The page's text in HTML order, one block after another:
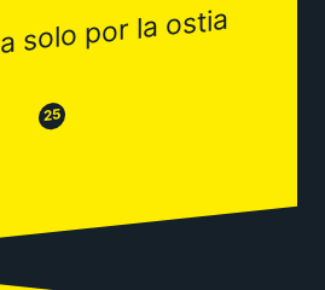
solo por la ostia
😒 25 😂